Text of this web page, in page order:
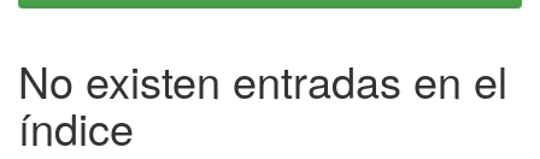
No existen entradas en el
índice